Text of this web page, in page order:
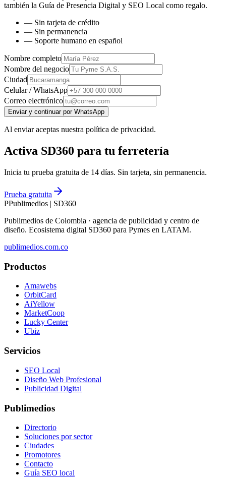
también la Guía de Presencia Digital y SEO Local como regalo.
— Sin tarjeta de crédito
— Sin permanencia
— Soporte humano en español
Nombre completo
Nombre del negocio
Ciudad
Celular / WhatsApp
Correo electrónico
Enviar y continuar por WhatsApp
Al enviar aceptas nuestra política de privacidad.
Activa SD360 para tu ferretería
Inicia tu prueba gratuita de 14 días. Sin tarjeta, sin permanencia.
Prueba gratuita
PPublimedios | SD360
Publimedios de Colombia · agencia de publicidad y centro de
diseño. Ecosistema digital SD360 para Pymes en LATAM.
publimedios.com.co
Productos
Amawebs
OrbitCard
AiYellow
MarketCoop
Lucky Center
Ubiz
Servicios
SEO Local
Diseño Web Profesional
Publicidad Digital
Publimedios
Directorio
Soluciones por sector
Ciudades
Promotores
Contacto
Guía SEO local